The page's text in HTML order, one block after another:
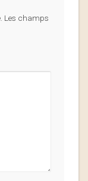
Les champs